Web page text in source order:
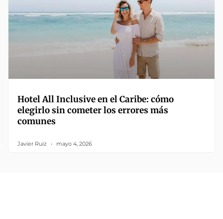
Hotel All Inclusive en el Caribe: cómo
elegirlo sin cometer los errores más
comunes
Javier Ruiz mayo 4, 2026